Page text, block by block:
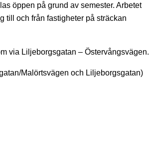
öppen på grund av semester. Arbetet
till och från fastigheter på sträckan
via Liljeborgsgatan – Östervångsvägen.
Malörtsvägen och Liljeborgsgatan)